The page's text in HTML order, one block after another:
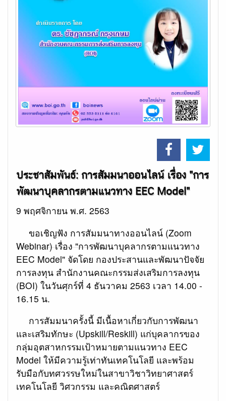
ประชาสัมพันธ์: การสัมมนาออนไลน์ เรื่อง "การ
พัฒนาบุคลากรตามแนวทาง EEC Model"
9 พฤศจิกายน พ.ศ. 2563
ขอเชิญฟัง การสัมมนาทางออนไลน์ (Zoom
Webinar) เรื่อง "การพัฒนาบุคลากรตามแนวทาง
EEC Model" จัดโดย กองประสานและพัฒนาปัจจัย
การลงทุน สำนักงานคณะกรรมส่งเสริมการลงทุน
(BOI) ในวันศุกร์ที่ 4 ธันวาคม 2563 เวลา 14.00 -
16.15 น.
การสัมมนาครั้งนี้ มีเนื้อหาเกี่ยวกับการพัฒนา
และเสริมทักษะ (Upskill/Reskill) แก่บุคลากรของ
กลุ่มอุตสาหกรรมเป้าหมายตามแนวทาง EEC
Model ให้มีความรู้เท่าทันเทคโนโลยี และพร้อม
รับมือกับทศวรรษใหม่ในสาขาวิชาวิทยาศาสตร์
เทคโนโลยี วิศวกรรม และคณิตศาสตร์